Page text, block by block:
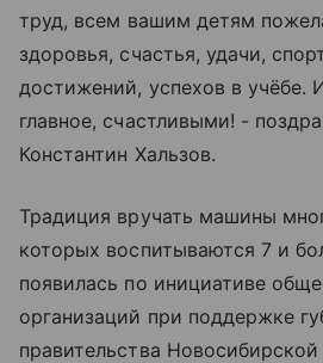
труд, всем вашим детям
здоровья, счастья, удачи,
достижений, успехов в учёбе.
главное, счастливыми! -
Константин Хальзов.
Традиция вручать машины
которых воспитываются 7 и
появилась по инициативе
организаций при поддержке
правительства